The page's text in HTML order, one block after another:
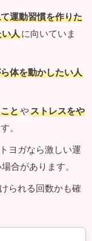
運動習慣を作りた
人に向いていま
体を動かしたい人
とやストレスをや
。
ヨガなら激しい運
合があります。
られる回数かも確